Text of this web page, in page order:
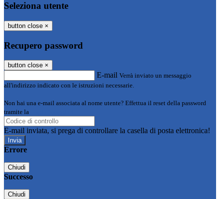
Seleziona utente
button close ×
Recupero password
button close ×
E-mail Verrà inviato un messaggio
all'indirizzo indicato con le istruzioni necessarie.
Non hai una e-mail associata al nome utente? Effettua il reset della password
tramite la
E-mail inviata, si prega di controllare la casella di posta elettronica!
Errore
Chiudi
Successo
Chiudi